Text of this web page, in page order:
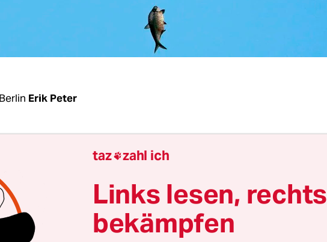
Erik Peter
privaten Immobilienfirmen in Berlin, die Adler Group,
Zum hohen Schuldenstand, Abschreibungen beim
Consus, einem nicht testierten Jahresabschluss
auf Rekordtief kommen nun auch noch Berichte über
unbezahlte Rechnungen, künstlich
Portfoliowerte undBaustopps bei Großprojekten
taz zahl ich
Links lesen, rechts
bekämpfen